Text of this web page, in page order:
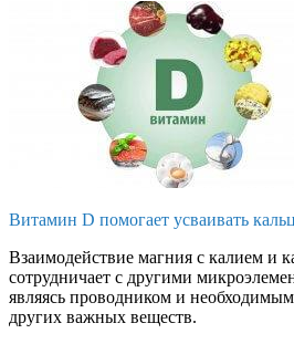
Витамин D помогает усваивать
Взаимодействие магния с калием и
сотрудничает с другими
являясь проводником и
других важных веществ.